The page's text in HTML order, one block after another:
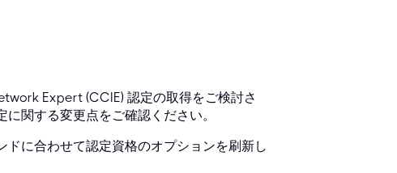
Expert (CCIE) 認定の取得をご検討さ
関する変更点をご確認ください。
に合わせて認定資格のオプションを刷新し